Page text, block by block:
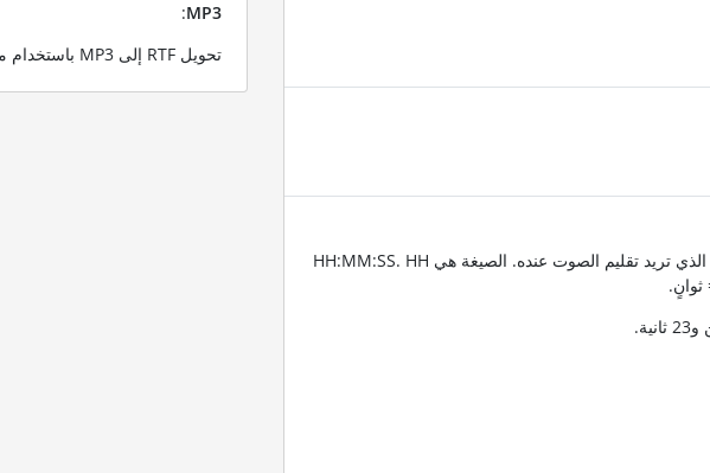
أدخل الطوابع الزمنية للمكان الذي تريد تقليم الصوت عنده. الصيغة هي HH:MM:SS. HH
MP3
:
تحويل RTF إلى MP3 باستخدام ملف RTF التجريبي الخاص بنا